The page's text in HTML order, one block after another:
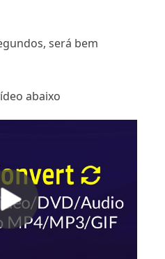
será bem
abaixo